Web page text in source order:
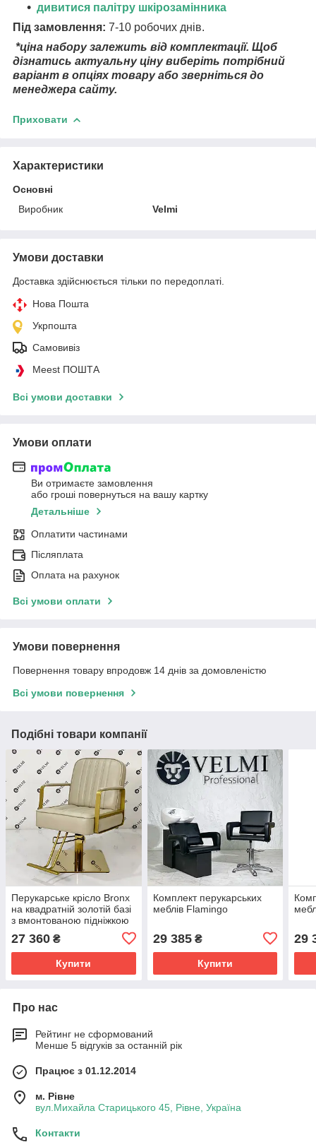
дивитися палітру шкірозамінника
Під замовлення: 7-10 робочих днів.
*ціна набору залежить від комплектації. Щоб
дізнатись актуальну ціну виберіть потрібний
варіант в опціях товару або зверніться до
менеджера сайту.
Приховати
Характеристики
Основні
Виробник
Velmi
Умови доставки
Доставка здійснюється тільки по передоплаті.
Нова Пошта
Укрпошта
Самовивіз
Meest ПОШТА
Всі умови доставки
Умови оплати
Ви отримаєте замовлення
або гроші повернуться на вашу картку
Детальніше
Оплатити частинами
Післяплата
Оплата на рахунок
Всі умови оплати
Умови повернення
Повернення товару впродовж 14 днів за домовленістю
Всі умови повернення
Подібні товари компанії
Перукарське крісло Bronx
на квадратній золотій базі
з вмонтованою підніжкою
27 360 ₴
Купити
Комплект перукарських
меблів Flamingo
29 385₴
Купити
29
Про нас
Рейтинг не сформований
Менше 5 відгуків за останній рік
Працює з 01.12.2014
м. Рівне
вул.Михайла Старицького 45, Рівне, Україна
Контакти